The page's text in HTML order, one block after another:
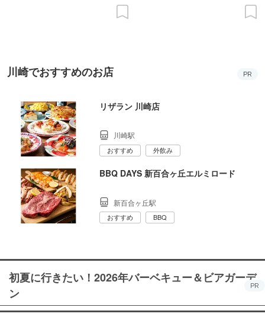
川崎でおすすめのお店 PR
リザラン 川崎店
川崎駅
おすすめ 外飲み
BBQ DAYS 新百合ヶ丘エルミロード
新百合ヶ丘駅
おすすめ BBQ
初夏に行きたい！2026年バーベキュー＆ビアガーデ
ン
PR